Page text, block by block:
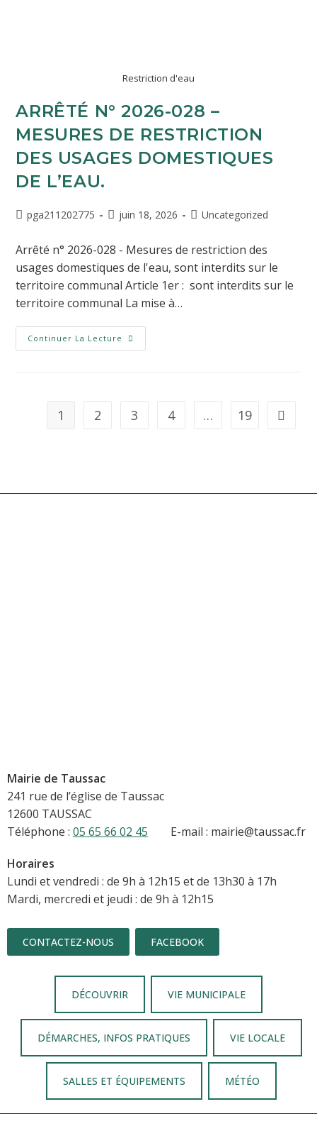
Restriction d'eau
ARRÊTÉ N° 2026-028 –
MESURES DE RESTRICTION
DES USAGES DOMESTIQUES
DE L’EAU.
pga211202775 juin 18, 2026 Uncategorized
Arrêté n° 2026-028 - Mesures de restriction des
usages domestiques de l'eau, sont interdits sur le
territoire communal Article 1er : sont interdits sur le
territoire communal La mise à…
Continuer La Lecture
1 2 3 4 … 19
Mairie de Taussac
241 rue de l’église de Taussac
12600 TAUSSAC
Téléphone : 05 65 66 02 45 E-mail : mairie@taussac.fr
Horaires
Lundi et vendredi : de 9h à 12h15 et de 13h30 à 17h
Mardi, mercredi et jeudi : de 9h à 12h15
CONTACTEZ-NOUS FACEBOOK
DÉCOUVRIR VIE MUNICIPALE
DÉMARCHES, INFOS PRATIQUES VIE LOCALE
SALLES ET ÉQUIPEMENTS MÉTÉO